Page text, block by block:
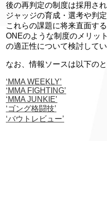
後の再判定の制度は採用され
ジャッジの育成・選考や判
これらの課題に将来直面す
ONEのような制度のメリッ
の適正性について検討して
なお、情報ソースは以下のと
‘MMA WEEKLY’
‘MMA FIGHTING’
‘MMA JUNKIE’
‘ゴング格闘技’
‘バウトレビュー’